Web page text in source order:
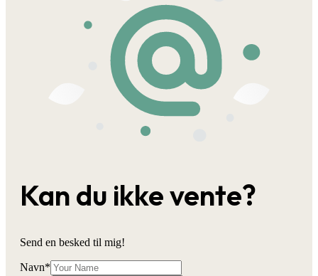
Kan du ikke vente?
Send en besked til mig!
Navn*